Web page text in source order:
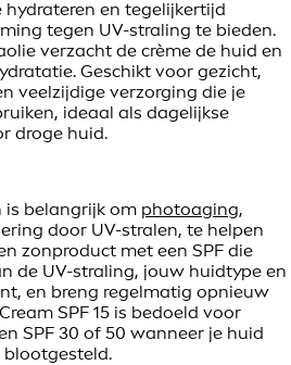
en tegelijkertijd
tegen UV-straling te bieden.
verzacht de crème de huid en
Geschikt voor gezicht,
veelzijdige verzorging die je
ideaal als dagelijkse
droge huid.
is belangrijk om photoaging,
door UV-stralen, te helpen
zonproduct met een SPF die
de UV-straling, jouw huidtype en
en breng regelmatig opnieuw
SPF 15 is bedoeld voor
SPF 30 of 50 wanneer je huid